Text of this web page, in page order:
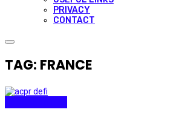
PRIVACY
CONTACT
TAG: FRANCE